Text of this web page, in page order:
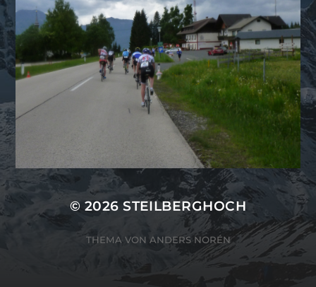
© 2026STEILBERGHOCH
THEMA VON ANDERS NORÉN